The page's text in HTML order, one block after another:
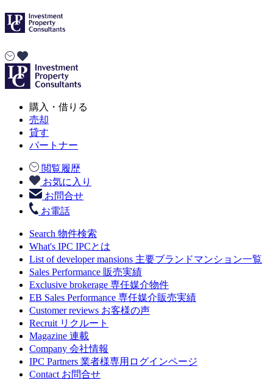
購入・借りる
売却
貸す
パートナー
閲覧履歴
お気に入り
お問合せ
お電話
Search 物件検索
What's IPC IPCとは
List of developer mansions 主要ブランドマンション一覧
Sales Performance 販売実績
Exclusive brokerage 専任媒介物件
EB Sales Performance 専任媒介販売実績
Customer reviews お客様の声
Recruit リクルート
Magazine 連載
Company 会社情報
IPC Partners 業者様専用ログインページ
Contact お問合せ